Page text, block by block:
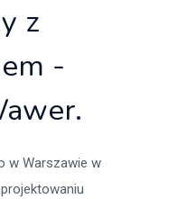
z
-
w Warszawie w